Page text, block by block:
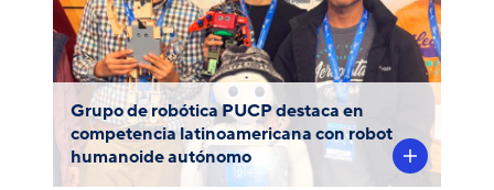
Grupo de robótica PUCP destaca en
competencia latinoamericana con robot
humanoide autónomo
Robotics Competition (LARC), desarrollado
en Arequipa.